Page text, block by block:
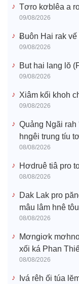
Tơro kơblêa a
09/08/2026
Ƀuôn Hai rak
09/08/2026
But hai lang lŏ
09/08/2026
Xiâm kối khoh
09/08/2026
Quảng Ngãi rah
hngêi trung tíu
08/08/2026
Hơdruê tiâ pro
08/08/2026
Dak Lak pro
mâu lâm hnê
08/08/2026
Mơngiơk
xối ká Phan
08/08/2026
Ivá rêh ối túa